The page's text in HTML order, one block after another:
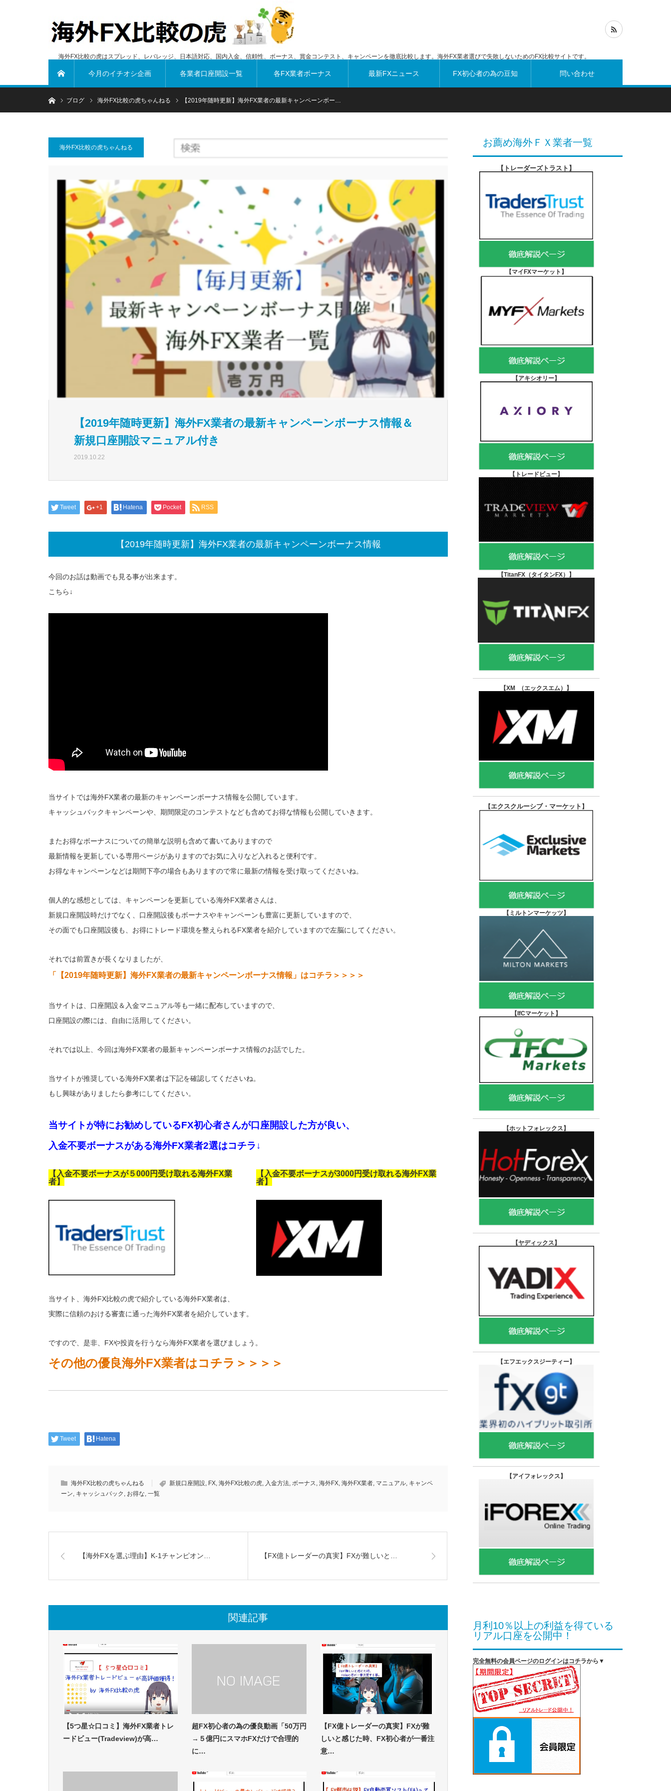
海外FX比較の虎はスプレッド、レバレッジ、日本語対応、国内入金、信頼性、ボーナス、賞金コンテスト、キャンペーンを徹底比較します。海外FX業者選びで失敗しないためのFX比較サイトです。
今月のイチオシ企画 各業者口座開設一覧 各FX業者ボーナス 最新FXニュース FX初心者の為の豆知 問い合わせ
ホームブログ 海外FX比較の虎ちゃんねる 【2019年随時更新】海外FX業者の最新キャンペーンボー…
海外FX比較の虎ちゃんねる
【2019年随時更新】海外FX業者の最新キャンペーンボーナス情報＆
新規口座開設マニュアル付き
2019.10.22
Tweet +1 Hatena Pocket RSS
【2019年随時更新】海外FX業者の最新キャンペーンボーナス情報
今回のお話は動画でも見る事が出来ます。
こちら↓
当サイトでは海外FX業者の最新のキャンペーンボーナス情報を公開しています。
キャッシュバックキャンペーンや、期間限定のコンテストなども含めてお得な情報も公開していきます。
またお得なボーナスについての簡単な説明も含めて書いてありますので
最新情報を更新している専用ページがありますのでお気に入りなど入れると便利です。
お得なキャンペーンなどは期間下亭の場合もありますので常に最新の情報を受け取ってくださいね。
個人的な感想としては、キャンペーンを更新している海外FX業者さんは、
新規口座開設時だけでなく、口座開設後もボーナスやキャンペーンも豊富に更新していますので、
その面でも口座開設後も、お得にトレード環境を整えられるFX業者を紹介していますので左脳にしてください。
それでは前置きが長くなりましたが、
「【2019年随時更新】海外FX業者の最新キャンペーンボーナス情報」はコチラ＞＞＞＞
当サイトは、口座開設＆入金マニュアル等も一緒に配布していますので、
口座開設の際には、自由に活用してください。
それでは以上、今回は海外FX業者の最新キャンペーンボーナス情報のお話でした。
当サイトが推奨している海外FX業者は下記を確認してくださいね。
もし興味がありましたら参考にしてください。
当サイトが特にお勧めしているFX初心者さんが口座開設した方が良い、
入金不要ボーナスがある海外FX業者2選はコチラ↓
【入金不要ボーナスが５000円受け取れる海外FX業
者】
【入金不要ボーナスが3000円受け取れる海外FX業
者】
当サイト、海外FX比較の虎で紹介している海外FX業者は、
実際に信頼のおける審査に通った海外FX業者を紹介しています。
ですので、是非、FXや投資を行うなら海外FX業者を選びましょう。
その他の優良海外FX業者はコチラ＞＞＞＞
Tweet Hatena
海外FX比較の虎ちゃんねる 新規口座開設 FX 海外FX比較の虎 入金方法 ボーナス 海外FX 海外FX業者 マニュアル キャンペ
ーン キャッシュバック お得な 一覧
【海外FXを選ぶ理由】K-1チャンピオン… 【FX億トレーダーの真実】FXが難しいと…
関連記事
【5つ星☆口コミ】海外FX業者トレ
ードビュー(Tradeview)が高…
超FX初心者の為の優良動画「50万円
→５億円にスマホFXだけで合理的
に…
【FX億トレーダーの真実】FXが難
しいと感じた時、FX初心者が一番注
意…
お薦め海外ＦＸ業者一覧
【トレーダーズトラスト 】
【マイFXマーケット 】
【アキシオリー】
【 トレードビュー】
【TitanFX（タイタンFX） 】
【XM （エックスエム） 】
【エクスクルーシブ・マーケット 】
【 ミルトンマーケッツ】
【IfCマーケット 】
【ホットフォレックス 】
【ヤディックス 】
【エフエックスジーティー】
【アイフォレックス】
月利10％以上の利益を得ている
リアル口座を公開中！
完全無料の会員ページのログインはコチラから▼